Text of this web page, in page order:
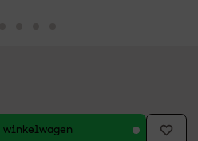
winkelwagen